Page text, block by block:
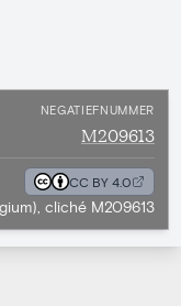
NEGATIEFNUMMER
M209613
CC BY 4.0
cliché M209613